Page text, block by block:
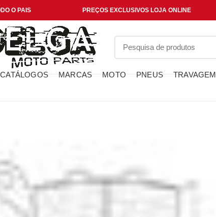
O PAIS PREÇOS EXCLUSIVOS LOJA ONLINE
CATÁLOGOS MARCAS MOTO PNEUS TRAVAGEM